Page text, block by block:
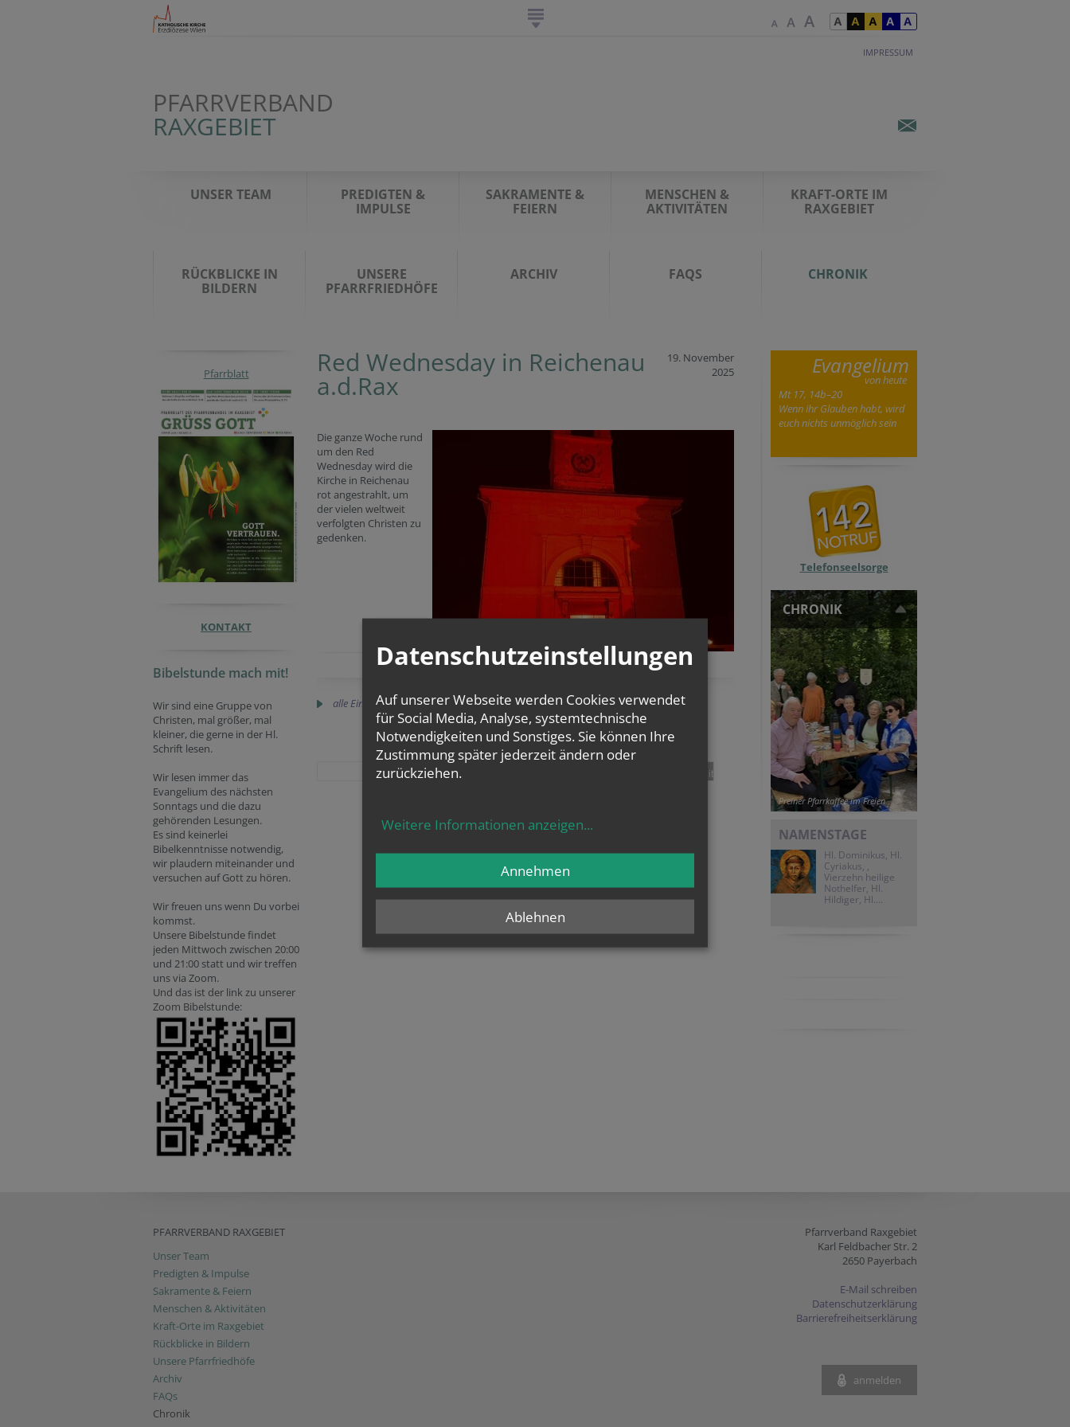
IMPRESSUM
PFARRVERBAND
RAXGEBIET
UNSER TEAM
PREDIGTEN &
IMPULSE
SAKRAMENTE &
FEIERN
MENSCHEN &
AKTIVITÄTEN
KRAFT-ORTE IM
RAXGEBIET
RÜCKBLICKE IN
BILDERN
UNSERE
PFARRFRIEDHÖFE
ARCHIV FAQS CHRONIK
Pfarrblatt
KONTAKT
Bibelstunde mach mit!
Wir sind eine Gruppe von
Christen, mal größer, mal
kleiner, die gerne in der Hl.
Schrift lesen.
Wir lesen immer das
Evangelium des nächsten
Sonntags und die dazu
gehörenden Lesungen.
Es sind keinerlei
Bibelkenntnisse notwendig,
wir plaudern miteinander und
versuchen auf Gott zu hören.
Wir freuen uns wenn Du vorbei
kommst.
Unsere Bibelstunde findet
jeden Mittwoch zwischen 20:00
und 21:00 statt und wir treffen
uns via Zoom.
Und das ist der link zu unserer
Zoom Bibelstunde:
Red Wednesday in Reichenau
a.d.Rax
19. November
2025
Die ganze Woche rund
um den Red
Wednesday wird die
Kirche in Reichenau
rot angestrahlt, um
der vielen weltweit
verfolgten Christen zu
gedenken.
alle Einträge anzeigen
teilen pin it
Evangelium
von heute
Mt 17, 14b–20
Wenn ihr Glauben habt, wird
euch nichts unmöglich sein
Telefonseelsorge
CHRONIK
Preiner Pfarrkaffee im Freien
NAMENSTAGE
Hl. Dominikus, Hl.
Cyriakus, ,
Vierzehn heilige
Nothelfer, Hl.
Hildiger, Hl....
PFARRVERBAND RAXGEBIET
Unser Team
Predigten & Impulse
Sakramente & Feiern
Menschen & Aktivitäten
Kraft-Orte im Raxgebiet
Rückblicke in Bildern
Unsere Pfarrfriedhöfe
Archiv
FAQs
Chronik
Pfarrverband Raxgebiet
Karl Feldbacher Str. 2
2650 Payerbach
E-Mail schreiben
Datenschutzerklärung
Barrierefreiheitserklärung
anmelden
Datenschutzeinstellungen
Auf unserer Webseite werden Cookies verwendet
für Social Media, Analyse, systemtechnische
Notwendigkeiten und Sonstiges. Sie können Ihre
Zustimmung später jederzeit ändern oder
zurückziehen.
Weitere Informationen anzeigen...
Ablehnen
Annehmen